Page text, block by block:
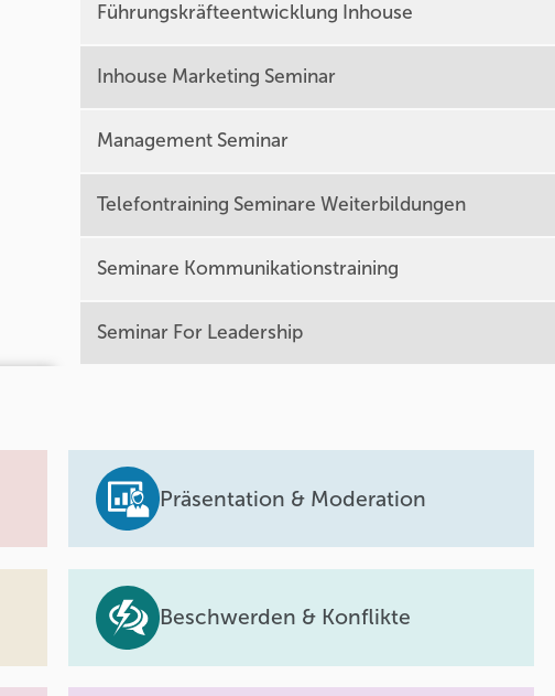
Führungskräfteentwicklung Inhouse
Inhouse Marketing Seminar
Management Seminar
Telefontraining Seminare Weiterbildungen
Seminare Kommunikationstraining
Seminar For Leadership
Präsentation & Moderation
Beschwerden & Konflikte